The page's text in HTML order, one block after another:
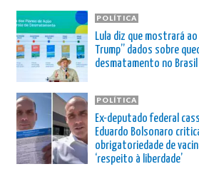
POLÍTICA
Lula diz que mostrará
Trump” dados sobre
desmatamento no Brasil
POLÍTICA
Ex-deputado federal
Eduardo Bolsonaro
obrigatoriedade de
‘respeito à liberdade’